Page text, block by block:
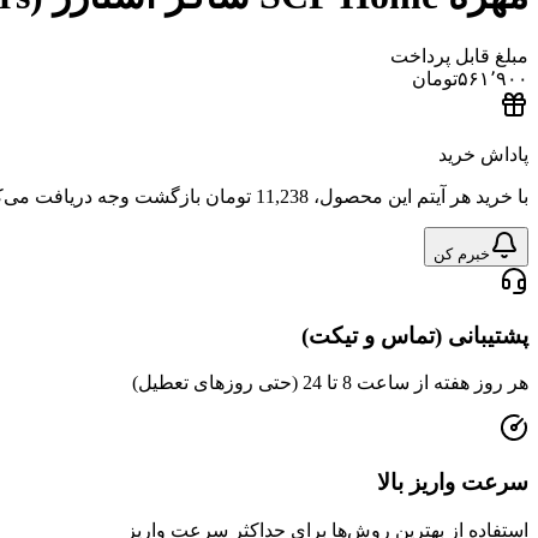
مبلغ قابل پرداخت
۵۶۱٬۹۰۰تومان
پاداش خرید
با خرید هر آیتم این محصول، 11,238 تومان بازگشت وجه دریافت
خبرم کن
پشتیبانی (تماس و تیکت)
هر روز هفته از ساعت 8 تا 24 (حتی روزهای تعطیل)
سرعت واریز بالا
استفاده از بهترین روش‌ها برای حداکثر سرعت واریز